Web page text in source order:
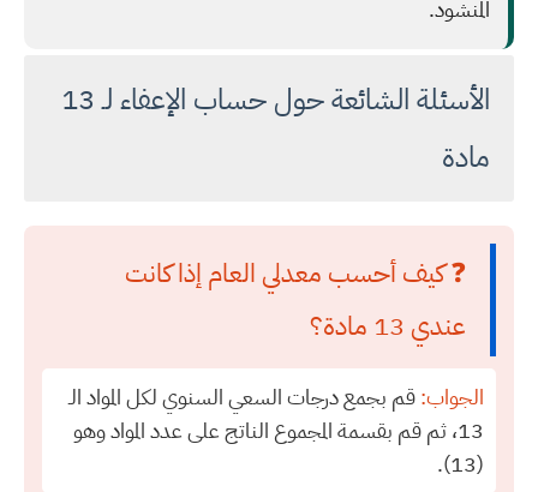
المنشود.
الأسئلة الشائعة حول حساب الإعفاء لـ 13
مادة
❓ كيف أحسب معدلي العام إذا كانت
عندي 13 مادة؟
الجواب:قم بجمع درجات السعي السنوي لكل المواد الـ
13، ثم قم بقسمة المجموع الناتج على عدد المواد وهو
(13).